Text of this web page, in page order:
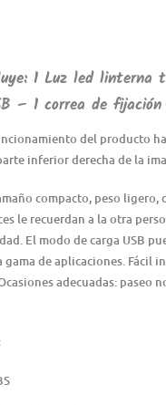
1 Luz led
– 1 correa de fijación
del producto
inferior derecha de la
compacto, peso
le recuerdan a la otra
El modo de carga USB
gama de aplicaciones. Fácil
adecuadas: paseo